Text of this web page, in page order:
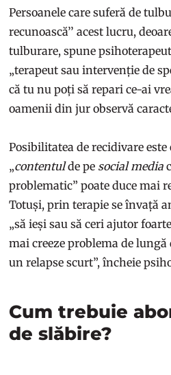
Persoanele care suferă de
recunoască’’ acest lucru,
tulburare, spune
„terapeut sau intervenție de
că tu nu poți să repari ce-ai
oamenii din jur observă
Posibilitatea de recidivare
„contentulde pe social media
problematic” poate duce mai
Totuși, prin terapie se învață
„să ieși sau să ceri ajutor
mai creeze problema de
un relapse scurt”, încheie
Cum trebuie
de slăbire?